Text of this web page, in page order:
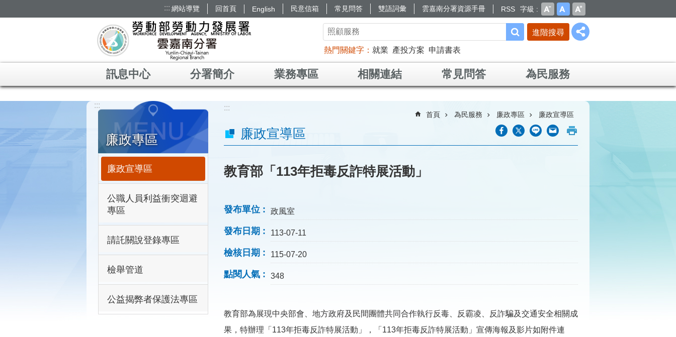
::: 網站導覽 回首頁 English 民意信箱 常見問答 雙語詞彙 雲嘉南分署資源手冊 RSS 字級
進階搜尋
熱門關鍵字 就業 產投方案 申請書表
訊息中心 分署簡介 業務專區 相關連結 常見問答 為民服務
:::
廉政專區
廉政宣導區
公職人員利益衝突迴避
專區
請託關說登錄專區
檢舉管道
公益揭弊者保護法專區
:::
首頁 為民服務 廉政專區 廉政宣導區
廉政宣導區
教育部「113年拒毒反詐特展活動」
發布單位 政風室
發布日期 113-07-11
檢核日期 115-07-20
點閱人氣 348
教育部為展現中央部會、地方政府及民間團體共同合作執行反毒、反霸凌、反詐騙及交通安全相關成
果，特辦理「113年拒毒反詐特展活動」，「113年拒毒反詐特展活動」宣傳海報及影片如附件連